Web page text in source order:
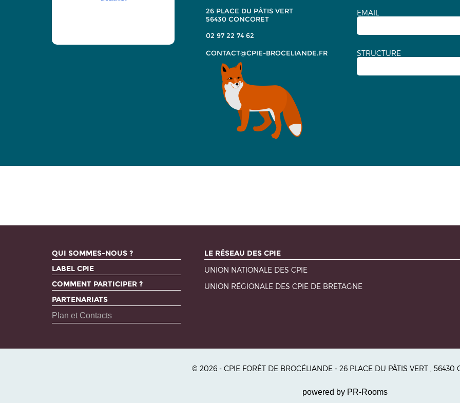
26 PLACE DU PÂTIS VERT
56430 CONCORET
02 97 22 74 62
CONTACT@CPIE-BROCELIANDE.FR
EMAIL
STRUCTURE
QUI SOMMES-NOUS ?
LABEL CPIE
COMMENT PARTICIPER ?
PARTENARIATS
Plan et Contacts
LE RÉSEAU DES CPIE
UNION NATIONALE DES CPIE
UNION RÉGIONALE DES CPIE DE BRETAGNE
© 2026 - CPIE FORÊT DE BROCÉLIANDE - 26 PLACE DU PÂTIS VERT , 56430
powered by PR-Rooms